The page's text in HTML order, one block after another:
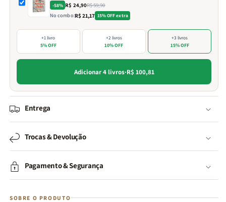
-58% R$ 24,90R$ 59,90
No combo:R$ 21,17 15% OFF extra
+1 livro
5% OFF
+2 livros
10% OFF
+3 livros
15% OFF
Adicionar 4 livros·R$ 100,81
Entrega
Trocas & Devolução
Pagamento & Segurança
SOBRE O PRODUTO